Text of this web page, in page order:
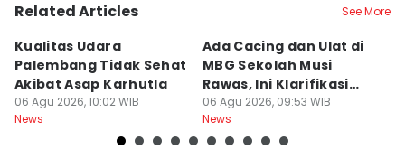
Related Articles See More
Kualitas Udara
Palembang Tidak Sehat
Akibat Asap Karhutla
06 Agu 2026, 10:02 WIB
News
Ada Cacing dan Ulat di
MBG Sekolah Musi
Rawas, Ini Klarifikasi
SPPG
06 Agu 2026, 09:53 WIB
News